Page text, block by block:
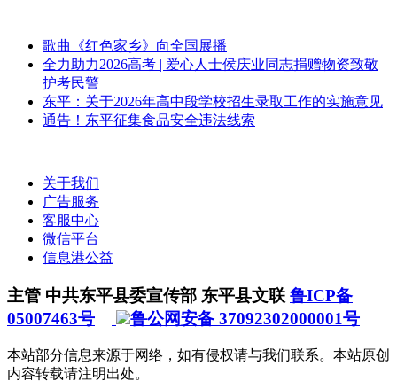
歌曲《红色家乡》向全国展播
全力助力2026高考 | 爱心人士侯庆业同志捐赠物资致敬
护考民警
东平：关于2026年高中段学校招生录取工作的实施意见
通告！东平征集食品安全违法线索
关于我们
广告服务
客服中心
微信平台
信息港公益
主管 中共东平县委宣传部 东平县文联 鲁ICP备
05007463号
鲁公网安备 37092302000001号
本站部分信息来源于网络，如有侵权请与我们联系。本站原创
内容转载请注明出处。